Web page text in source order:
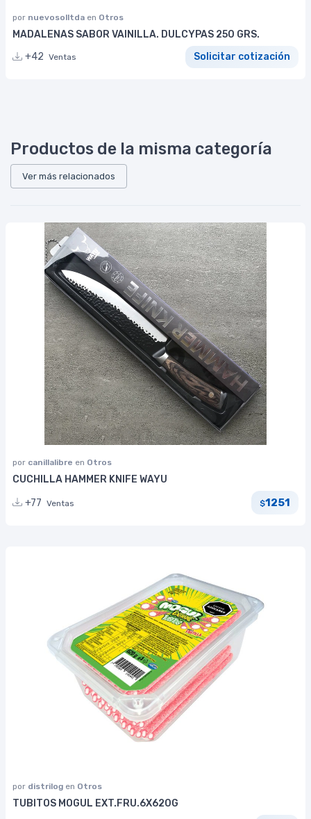
por nuevosolltda en Otros
MADALENAS SABOR VAINILLA. DULCYPAS 250 GRS.
+42 Ventas Solicitar cotización
Productos de la misma categoría
Ver más relacionados
por canillalibre en Otros
CUCHILLA HAMMER KNIFE WAYU
+77 Ventas $1251
por distrilog en Otros
TUBITOS MOGUL EXT.FRU.6X620G